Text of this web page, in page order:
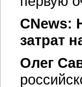
CNews:
затрат
Олег